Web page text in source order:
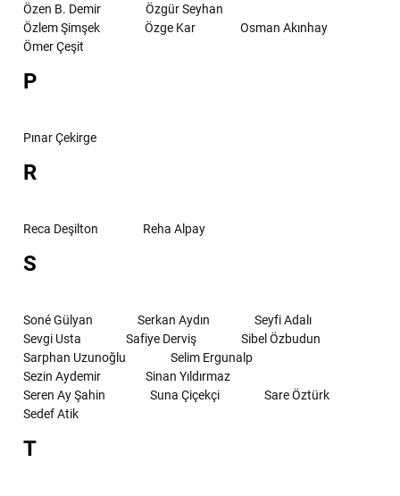
Özen B. Demir
Özgür Seyhan
Özlem Şimşek
Özge Kar
Osman Akınhay
Ömer Çeşit
P
Pınar Çekirge
R
Reca Deşilton Reha Alpay
S
Soné Gülyan Serkan Aydın
Seyfi Adalı
Sevgi Usta
Safiye Derviş
Sibel Özbudun
Sarphan Uzunoğlu
Selim Ergunalp
Sezin Aydemir
Sinan Yıldırmaz
Seren Ay Şahin
Suna Çiçekçi
Sare Öztürk
Sedef Atik
T